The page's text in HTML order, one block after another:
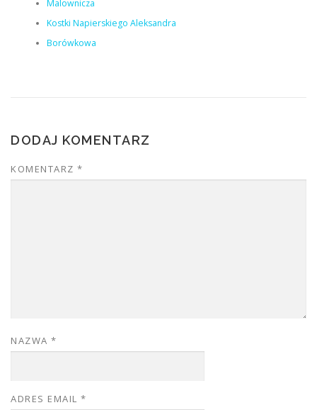
Malownicza
Kostki Napierskiego Aleksandra
Borówkowa
DODAJ KOMENTARZ
KOMENTARZ *
NAZWA *
ADRES EMAIL *